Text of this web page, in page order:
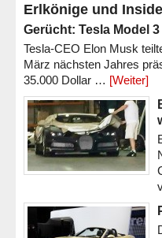
Erlkönige und
Gerücht: Tesla Model
Tesla-CEO Elon Musk
März nächsten Jahres
35.000 Dollar … [Weiter]